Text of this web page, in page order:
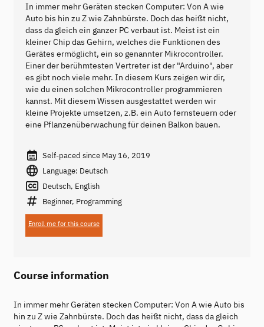
In immer mehr Geräten stecken Computer: Von A wie
Auto bis hin zu Z wie Zahnbürste. Doch das heißt nicht,
dass da gleich ein ganzer PC verbaut ist. Meist ist ein
kleiner Chip das Gehirn, welches die Funktionen des
Gerätes ermöglicht, ein so genannter Mikrocontroller.
Einer der berühmtesten Vertreter ist der "Arduino", aber
es gibt noch viele mehr. In diesem Kurs zeigen wir dir,
wie du einen solchen Mikrocontroller programmieren
kannst. Mit diesem Wissen ausgestattet werden wir
kleine Projekte umsetzen, z.B. ein Auto fernsteuern oder
eine Pflanzenüberwachung für deinen Balkon bauen.
Self-paced since May 16, 2019
Language: Deutsch
Deutsch, English
Beginner, Programming
Enroll me for this course
Course information
In immer mehr Geräten stecken Computer: Von A wie Auto bis
hin zu Z wie Zahnbürste. Doch das heißt nicht, dass da gleich